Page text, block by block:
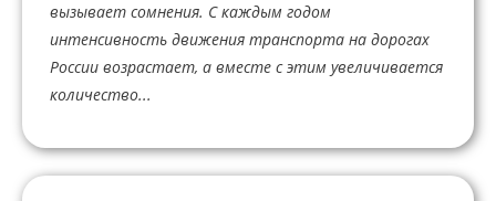
вызывает сомнения. С каждым годом
интенсивность движения транспорта на дорогах
России возрастает, а вместе с этим увеличивается
количество...